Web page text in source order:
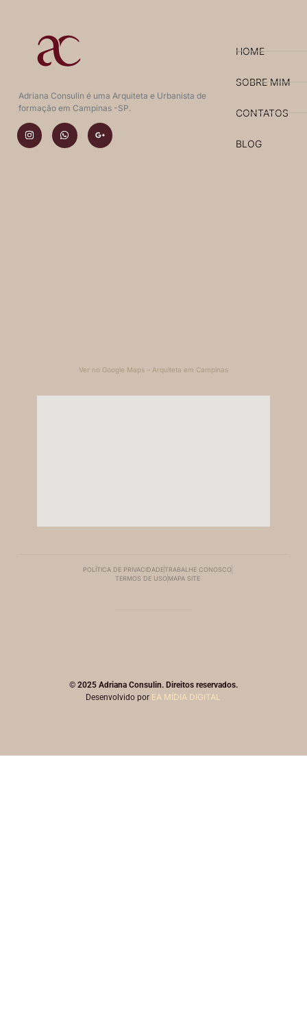
Adriana Consulin é uma Arquiteta e Urbanista de
formação em Campinas -SP.
HOME
SOBRE MIM
CONTATOS
BLOG
Ver no Google Maps – Arquiteta em Campinas
POLÍTICA DE PRIVACIDADETRABALHE CONOSCO
TERMOS DE USOMAPA SITE
© 2025 Adriana Consulin. Direitos reservados.
Desenvolvido por EA MÍDIA DIGITAL